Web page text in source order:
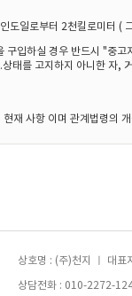
도일로부터 2천킬로미터 (
구입하실 경우 반드시 "중
태를 고지하지 아니한 자
재 사항 이며 관계법령의
상호명 : (주)천지 ㅣ 대
상담전화 : 010-2272-